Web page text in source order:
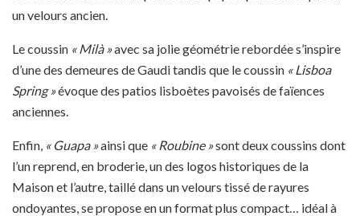
un velours ancien.
Le coussin « Milà »avec sa jolie géométrie rebordée s’inspire
d’une des demeures de Gaudi tandis que le coussin « Lisboa
Spring »évoque des patios lisboètes pavoisés de faïences
anciennes.
Enfin, « Guapa »ainsi que « Roubine »sont deux coussins dont
l’un reprend, en broderie, un des logos historiques de la
Maison et l’autre, taillé dans un velours tissé de rayures
ondoyantes, se propose en un format plus compact… idéal à